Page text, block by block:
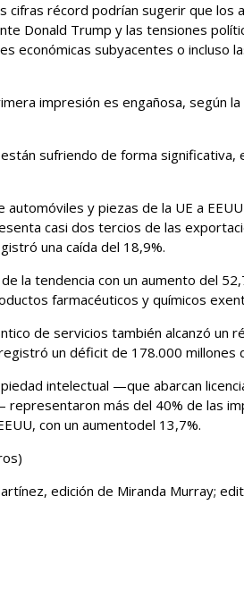
cifras récord podrían sugerir que los
Donald Trump y las tensiones
económicas subyacentes o incluso
impresión es ​engañosa, según
sufriendo de forma significativa,
automóviles y piezas de la UE a
casi dos tercios de las
una caída del 18,9%.
la tendencia con un ​aumento del
farmacéuticos y químicos
de servicios también alcanzó un
un ​déficit de 178.000 millones
intelectual —que abarcan
más del ​40% de las
con un aumento ​del 13,7%.
edición de Miranda ​Murray;